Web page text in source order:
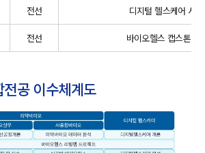
전선 디지털 헬스케어 시
전선 바이오헬스 캡스톤디
공 이수체계도